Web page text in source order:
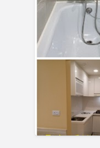
土
城
浴
室
峽
專
區】
室